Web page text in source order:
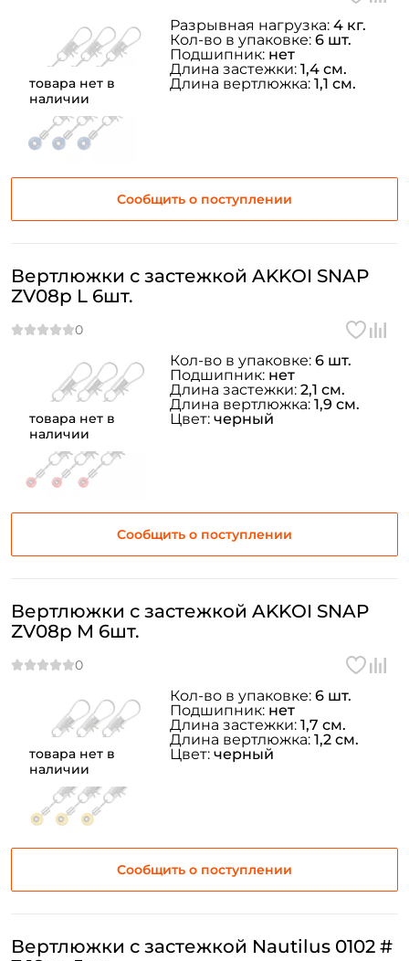
товара нет в
наличии
Сообщить о поступлении
Разрывная нагрузка: 4 кг.
Кол-во в упаковке: 6 шт.
Подшипник: нет
Длина застежки: 1,4 см.
Длина вертлюжка: 1,1 см.
товара нет в
наличии
Вертлюжки с застежкой AKKOI SNAP
ZV08p L 6шт.
Сообщить о поступлении
Кол-во в упаковке: 6 шт.
Подшипник: нет
Длина застежки: 2,1 см.
Длина вертлюжка: 1,9 см.
Цвет: черный
товара нет в
наличии
Вертлюжки с застежкой AKKOI SNAP
ZV08p M 6шт.
Сообщить о поступлении
Кол-во в упаковке: 6 шт.
Подшипник: нет
Длина застежки: 1,7 см.
Длина вертлюжка: 1,2 см.
Цвет: черный
Вертлюжки с застежкой Nautilus 0102 #
Создать аккаунт
Придумайте пароль: *
Повторите пароль: *
Заполняя данную форму вы соглашаетесь на обработку
персональных данных
Создать аккаунт